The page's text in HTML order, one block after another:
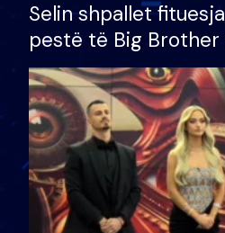
Selin shpallet
pestë të Big Brother
çmimin e madh prej